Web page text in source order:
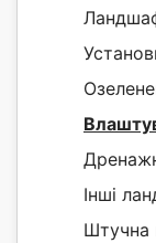
Інші
Штучна